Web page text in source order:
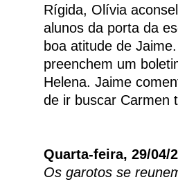
Rígida, Olívia
alunos da porta da
boa atitude de
preenchem um
Helena. Jaime
de ir buscar Carmen
Quarta-feira, 29/04/
Os garotos se